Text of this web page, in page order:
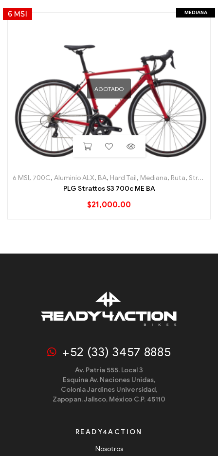
6 MSI MEDIANA
AGOTADO
6 MSI, 700C, Aluminio ALX, BA, Hard Tail, Mediana, Ruta, Strattos
PLG Strattos S3 700c ME BA
$21,000.00
+52 (33) 3457 8885
Av. Patria 555. Local 3
Esquina Av. Naciones Unidas,
Colonia Jardines Universidad,
Zapopan, Jalisco, México C.P. 45110
READY4ACTION
Nosotros